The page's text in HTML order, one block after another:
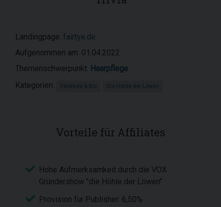
Landingpage: fairtye.de
Aufgenommen am: 01.04.2022
Themenschwerpunkt: Haarpflege
Kategorien:
Fairtrade & Bio Die Höhle der Löwen
Vorteile für Affiliates
Hohe Aufmerksamkeit durch die VOX
Gründershow "die Höhle der Löwen"
Provision für Publisher: 6,50%